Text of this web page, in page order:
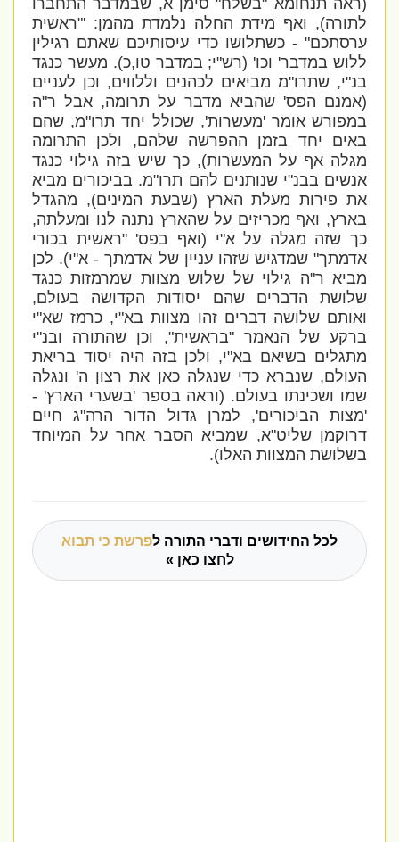
(ראה תנחומא "בשלח" סימן א, שבמדבר התחברו
לתורה), ואף מידת החלה נלמדת מהמן: '"ראשית
ערסתכם" - כשתלושו כדי עיסותיכם שאתם רגילין
ללוש במדבר' וכו' (רש"י; במדבר טו,כ). מעשר כנגד
בנ"י, שתרו"מ מביאים לכהנים וללווים, וכן לעניים
(אמנם הפס' שהביא מדבר על תרומה, אבל ר"ה
במפורש אומר 'מעשרות', שכולל יחד תרו"מ, שהם
באים יחד בזמן ההפרשה שלהם, ולכן התרומה
מגלה אף על המעשרות), כך שיש בזה גילוי כנגד
אנשים בבנ"י שנותנים להם תרו"מ. בביכורים מביא
את פירות מעלת הארץ (שבעת המינים), מהגדל
בארץ, ואף מכריזים על שהארץ נתנה לנו ומעלתה,
כך שזה מגלה על א"י (ואף בפס' "ראשית בכורי
אדמתך" שמדגיש שזהו עניין של אדמתך - א"י). לכן
מביא ר"ה גילוי של שלוש מצוות שמרמזות כנגד
שלושת הדברים שהם יסודות הקדושה בעולם,
ואותם שלושה דברים זהו מצוות בא"י, כרמז שא"י
ברקע של הנאמר "בראשית", וכן שהתורה ובנ"י
מתגלים בשיאם בא"י, ולכן בזה היה יסוד בריאת
העולם, שנברא כדי שנגלה כאן את רצון ה' ונגלה
שמו ושכינתו בעולם. (וראה בספר 'בשערי הארץ' -
'מצות הביכורים', למרן גדול הדור הרה"ג חיים
דרוקמן שליט"א, שמביא הסבר אחר על המיוחד
בשלושת המצוות האלו).
לכל החידושים ודברי התורה לפרשת כי תבוא
לחצו כאן »